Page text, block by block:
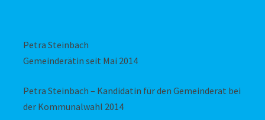
Petra Steinbach
Gemeinderätin seit Mai 2014
Petra Steinbach – Kandidatin für den Gemeinderat bei
der Kommunalwahl 2014